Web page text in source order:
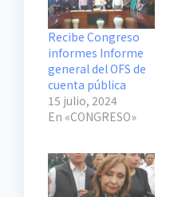
Recibe Congreso
informes Informe
general del OFS de
cuenta pública
15 julio, 2024
En «CONGRESO»